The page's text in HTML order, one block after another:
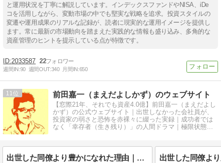
と運用状況を丁寧に解説しています。インデックスファンドやNISA、iDe
コを活用しながら、変動市場の中でも堅実な戦略を追求。投資スタイルの
変遷や運用成果のリアルな記録が、読者に現実的な運用イメージを提供し
ます。常に最新の市場動向を踏まえた実践的な情報も盛り込み、多角的な
資産管理のヒントを提示している点が特徴です。
2033587 22
週間IN:90 週間OUT:340 月間IN:650
11 前田嘉一（まえだよしかず）のウェブサイト
【窓際21年、それでも資産4.0億】前田嘉一（まえだよし
かず）の公式ウェブサイト｜出世しなかった会社員が、
投資家の弱さと恐怖を赤裸々に綴った実録｜成功者では
なく「幸存者（生き残り）」の人間ドラマ｜極限状態で
出世した同僚より豊かになれた理由｜豊かさの定義の変化【後編】